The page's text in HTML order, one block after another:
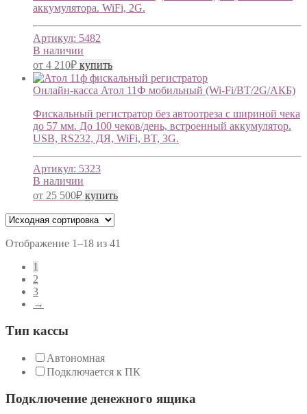
аккумулятора. WiFi, 2G.
Артикул: 5482
В наличии
от 4 210₽ купить
Онлайн-касса Атол 11Ф мобильный (Wi-Fi/BT/2G/АКБ)
Фискальный регистратор без автоотреза с шириной чека
до 57 мм. До 100 чеков/день, встроенный аккумулятор.
USB, RS232, ДЯ, WiFi, BT, 3G.
Артикул: 5323
В наличии
от 25 500₽ купить
Отображение 1–18 из 41
1
2
3
→
Тип кассы
Автономная
Подключается к ПК
Подключение денежного ящика